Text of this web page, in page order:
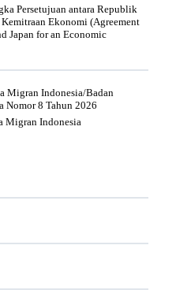
Persetujuan antara Republik
Ekonomi (Agreement
Japan for an Economic
Migran Indonesia/Badan
Nomor 8 Tahun 2026
Migran Indonesia